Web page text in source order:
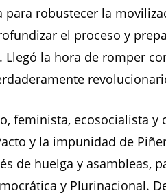
robustecer la
el proceso y
la hora de romper
feminista, ecosocialista
y la impunidad de
de huelga y asambleas,
y Plurinacional.